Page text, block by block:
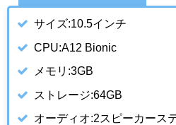
サイズ:10.5インチ
CPU:A12 Bionic
メモリ:3GB
ストレージ:64GB
オーディオ:2スピーカース